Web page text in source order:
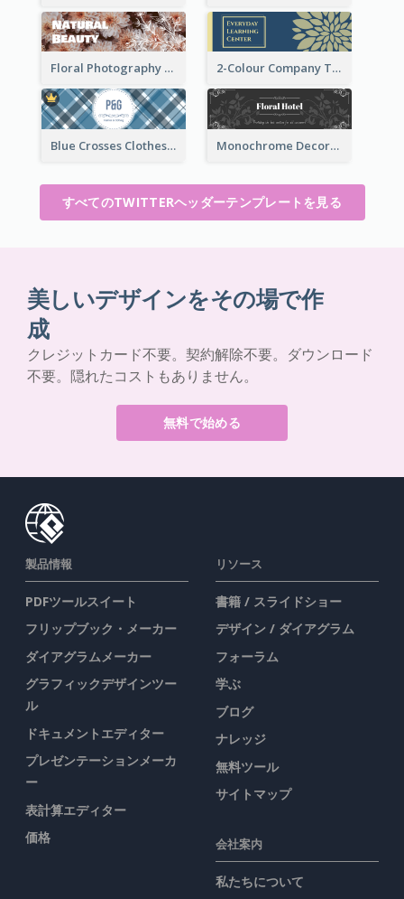
Floral Photography Twitter Header 2-Colour Company Twitter Header
Blue Crosses Clothes Store Twitter Header Monochrome Decorated Hotel Twitter Header
すべてのTWITTERヘッダーテンプレートを見る
美しいデザインをその場で作
成
クレジットカード不要。契約解除不要。ダウンロード
不要。隠れたコストもありません。
無料で始める
製品情報
PDFツールスイート
フリップブック・メーカー
ダイアグラムメーカー
グラフィックデザインツー
ル
ドキュメントエディター
プレゼンテーションメーカ
ー
表計算エディター
価格
リソース
書籍 / スライドショー
デザイン / ダイアグラム
フォーラム
学ぶ
ブログ
ナレッジ
無料ツール
サイトマップ
会社案内
私たちについて